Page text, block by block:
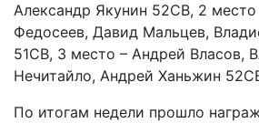
Александр Якунин 52СВ, 2 место
Федосеев, Давид Мальцев,
51СВ, 3 место – Андрей Власов,
Нечитайло, Андрей Ханьжин
По итогам недели прошло